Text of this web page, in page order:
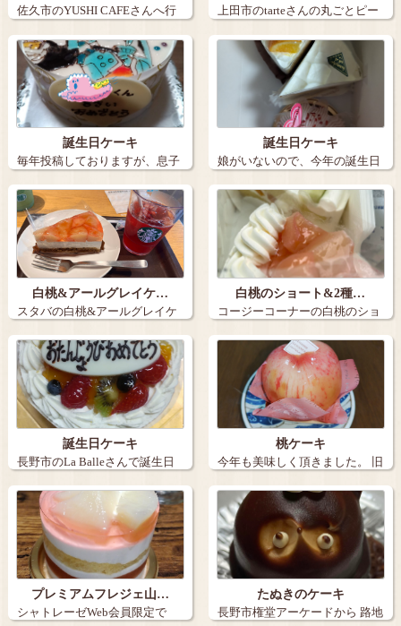
佐久市のYUSHI CAFEさんへ行
きま…
上田市のtarteさんの丸ごとピー
チ。９…
誕生日ケーキ
毎年投稿しておりますが、息子
の誕生日ケー…
誕生日ケーキ
娘がいないので、今年の誕生日
ケーキは３個…
白桃&アールグレイケ…
スタバの白桃&アールグレイケ
ーキとアイス…
白桃のショート&2種…
コージーコーナーの白桃のショ
ートと2種の…
誕生日ケーキ
長野市のLa Balleさんで誕生日
ケー…
桃ケーキ
今年も美味しく頂きました。 旧
丸子の【…
プレミアムフレジェ山…
シャトレーゼWeb会員限定で
たぬきのケーキ
長野市権堂アーケードから 路地